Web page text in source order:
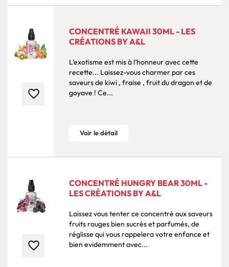
favorite_border
CONCENTRÉ KAWAII 30ML - LES
CRÉATIONS BY A&L
L’exotisme est mis à l’honneur avec cette
recette... Laissez-vous charmer par ces
saveurs de kiwi , fraise , fruit du dragon et de
goyave ! Ce...
Voir le détail
favorite_border
CONCENTRÉ HUNGRY BEAR 30ML -
LES CRÉATIONS BY A&L
Laissez vous tenter ce concentré aux saveurs
fruits rouges bien sucrés et parfumés, de
réglisse qui vous rappelera votre enfance et
bien evidemment avec...